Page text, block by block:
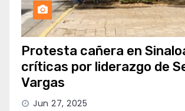
Protesta cañera en
críticas por liderazgo de
Vargas
Jun 27, 2025